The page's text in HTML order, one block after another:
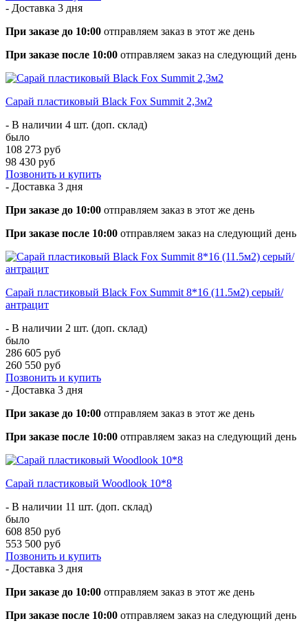
- Доставка 3 дня
При заказе до 10:00 отправляем заказ в этот же день
При заказе после 10:00 отправляем заказ на следующий день
Сарай пластиковый Black Fox Summit 2,3м2
- В наличии 4 шт. (доп. склад)
было
108 273 руб
98 430 руб
Позвонить и купить
- Доставка 3 дня
При заказе до 10:00 отправляем заказ в этот же день
При заказе после 10:00 отправляем заказ на следующий день
Сарай пластиковый Black Fox Summit 8*16 (11.5м2) серый/
антрацит
- В наличии 2 шт. (доп. склад)
было
286 605 руб
260 550 руб
Позвонить и купить
- Доставка 3 дня
При заказе до 10:00 отправляем заказ в этот же день
При заказе после 10:00 отправляем заказ на следующий день
Сарай пластиковый Woodlook 10*8
- В наличии 11 шт. (доп. склад)
было
608 850 руб
553 500 руб
Позвонить и купить
- Доставка 3 дня
При заказе до 10:00 отправляем заказ в этот же день
При заказе после 10:00 отправляем заказ на следующий день